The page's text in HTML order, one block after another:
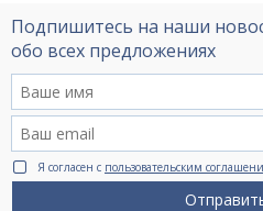
Подпишитесь на наши
обо всех предложениях
Я согласен с пользовательским